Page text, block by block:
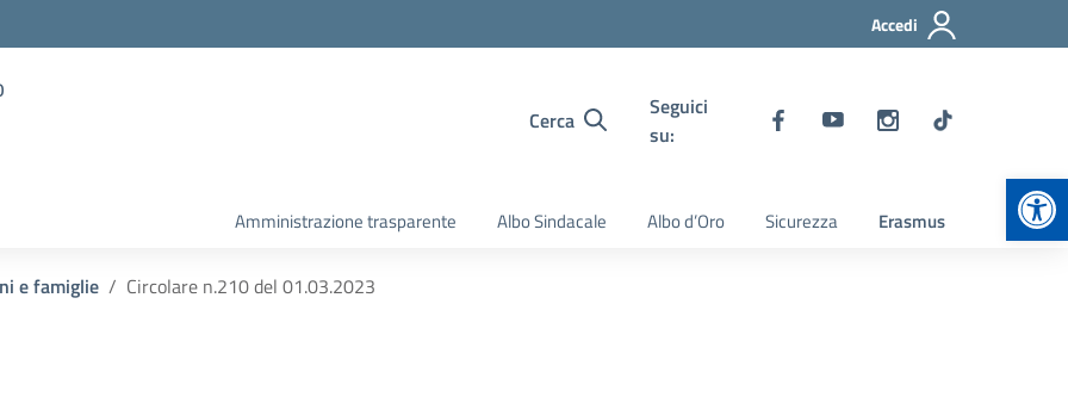
Accedi
Cerca
Seguici
su:
Amministrazione trasparente Albo Sindacale Albo d’Oro Sicurezza Erasmus
e famiglie Circolare n.210 del 01.03.2023